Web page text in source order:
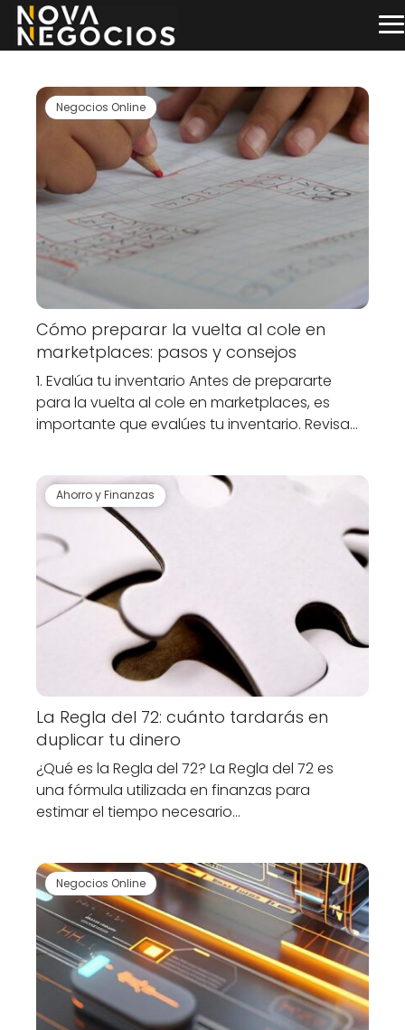
Negocios Online
Cómo preparar la vuelta al cole en
marketplaces: pasos y consejos
1. Evalúa tu inventario Antes de prepararte
para la vuelta al cole en marketplaces, es
importante que evalúes tu inventario. Revisa…
Ahorro y Finanzas
La Regla del 72: cuánto tardarás en
duplicar tu dinero
¿Qué es la Regla del 72? La Regla del 72 es
una fórmula utilizada en finanzas para
estimar el tiempo necesario…
Negocios Online